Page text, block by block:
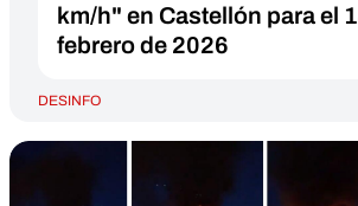
km/h" en Castellón para el
febrero de 2026
DESINFO